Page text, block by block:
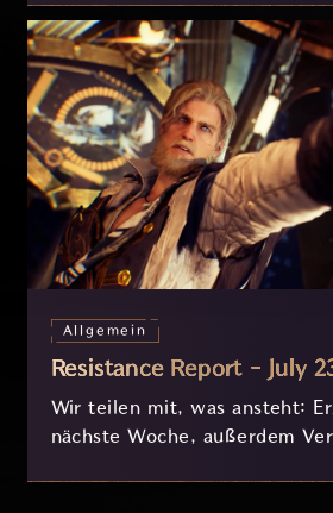
Stunden.
Allgemein
Resistance Report - July
Wir teilen mit, was ansteht:
nächste Woche, außerdem